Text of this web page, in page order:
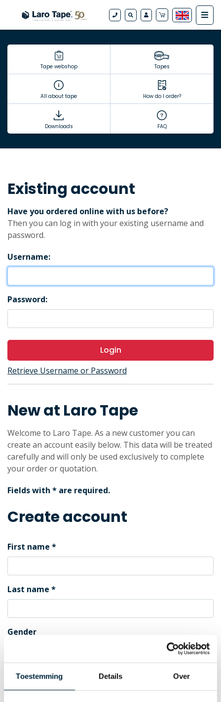
Toestemming Details Over
Tape webshop Tapes
All about tape How do I order?
Downloads FAQ
Existing account
Have you ordered online with us before?
Then you can log in with your existing username and
password.
Username:
Password:
Login
Retrieve Username or Password
New at Laro Tape
Welcome to Laro Tape. As a new customer you can
create an account easily below. This data will be treated
carefully and will only be used exclusively to complete
your order or quotation.
Fields with * are required.
Create account
First name
Last name
Gender
E-mail (Username)